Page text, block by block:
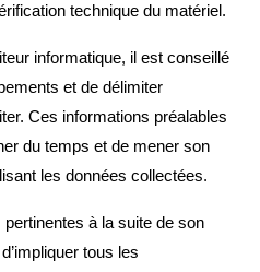
technique du matériel.
informatique, il est conseillé
et de délimiter
Ces informations préalables
du temps et de mener son
les données collectées.
à la suite de son
tous les